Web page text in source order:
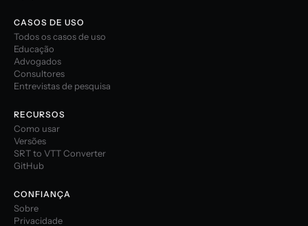
CASOS DE USO
Todos os casos de uso
Educação
Advogados
Consultores
Entrevistas de pesquisa
RECURSOS
Como usar
Versões
SRT to VTT Converter
GitHub
CONFIANÇA
Sobre
Privacidade